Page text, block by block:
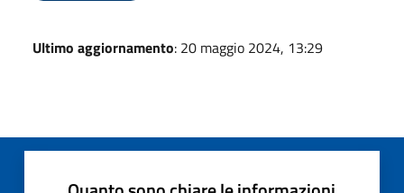
Ultimo aggiornamento: 20 maggio 2024, 13:29